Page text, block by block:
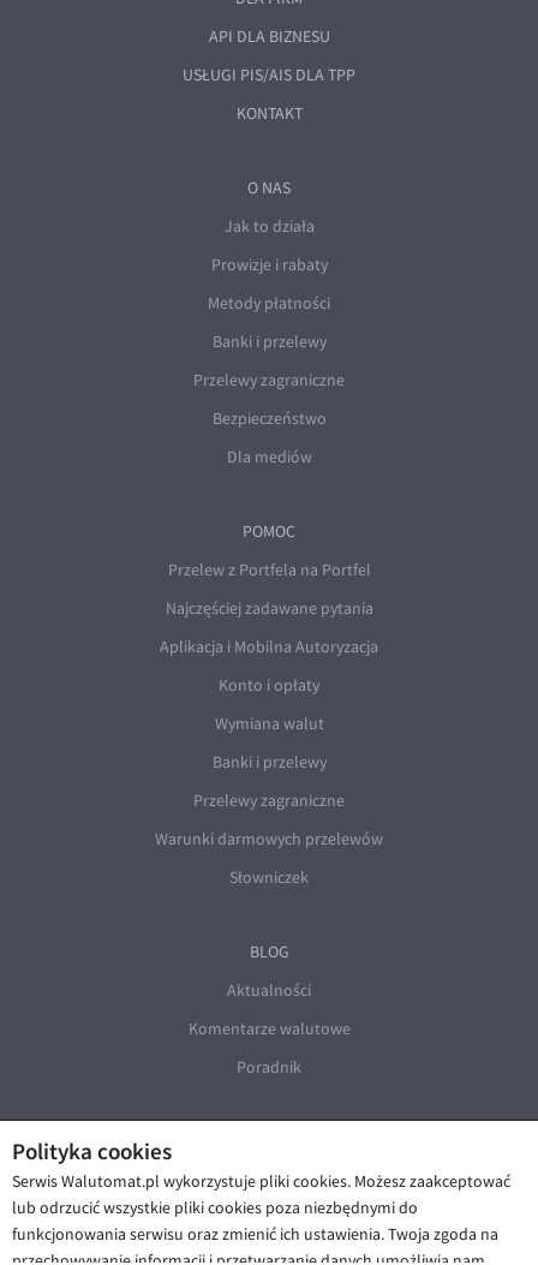
Polityka cookies
Serwis Walutomat.pl wykorzystuje pliki cookies. Możesz zaakceptować
lub odrzucić wszystkie pliki cookies poza niezbędnymi do
funkcjonowania serwisu oraz zmienić ich ustawienia. Twoja zgoda na
przechowywanie informacji i przetwarzanie danych umożliwia nam
API DLA BIZNESU
USŁUGI PIS/AIS DLA TPP
KONTAKT
O NAS
Jak to działa
Prowizje i rabaty
Metody płatności
Banki i przelewy
Przelewy zagraniczne
Bezpieczeństwo
Dla mediów
POMOC
Przelew z Portfela na Portfel
Najczęściej zadawane pytania
Aplikacja i Mobilna Autoryzacja
Konto i opłaty
Wymiana walut
Banki i przelewy
Przelewy zagraniczne
Warunki darmowych przelewów
Słowniczek
BLOG
Aktualności
Komentarze walutowe
Poradnik
© Walutomat 2026 | Regulaminy
|